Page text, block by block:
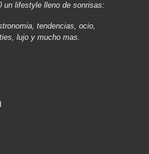
un lifestyle lleno de sonrisas:
tendencias, ocio,
lujo y mucho mas.